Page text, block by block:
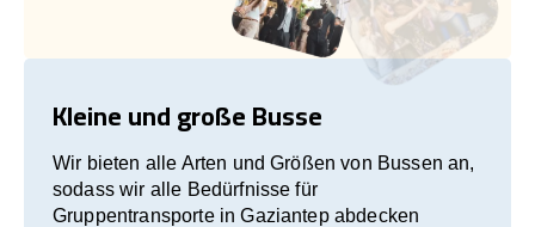
Kleine und große Busse
Wir bieten alle Arten und Größen von Bussen an,
sodass wir alle Bedürfnisse für
Gruppentransporte in Gaziantep abdecken